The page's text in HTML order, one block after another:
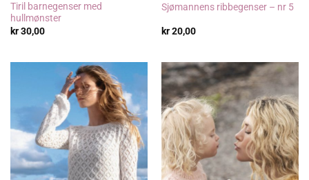
Tiril barnegenser med
hullmønster
kr30,00
Sjømannens ribbegenser – nr 5
kr20,00